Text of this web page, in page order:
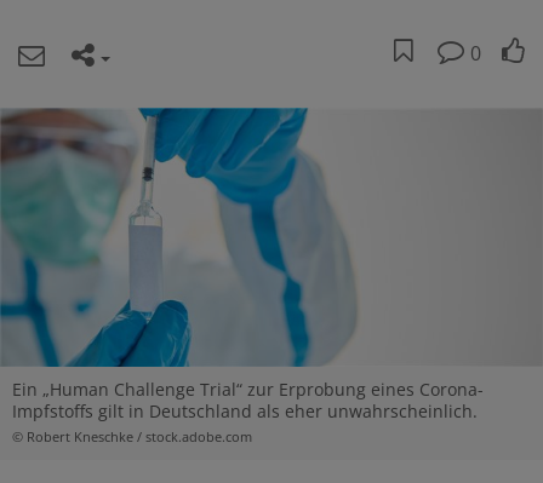
0
Ein „Human Challenge Trial“ zur Erprobung eines Corona-
Impfstoffs gilt in Deutschland als eher unwahrscheinlich.
© Robert Kneschke / stock.adobe.com